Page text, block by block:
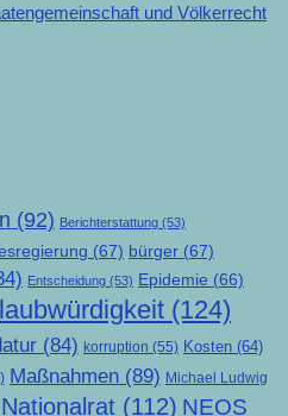
und Völkerrecht
(92) Berichterstattung (53)
(67) bürger (67)
Entscheidung (53) Epidemie (66)
(124)
(84) korruption (55) Kosten (64)
Maßnahmen (89) Michael Ludwig
Nationalrat (112) NEOS